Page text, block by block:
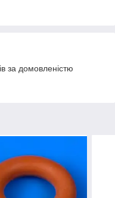
за домовленістю